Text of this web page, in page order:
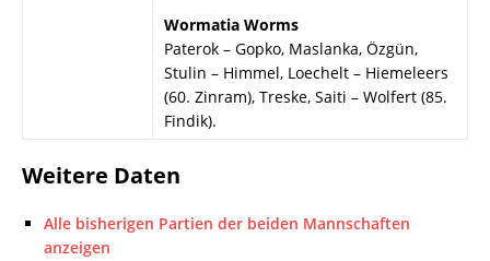
Wormatia Worms
Paterok – Gopko, Maslanka, Özgün,
Stulin – Himmel, Loechelt – Hiemeleers
(60. Zinram), Treske, Saiti – Wolfert (85.
Findik).
Weitere Daten
Alle bisherigen Partien der beiden Mannschaften
anzeigen